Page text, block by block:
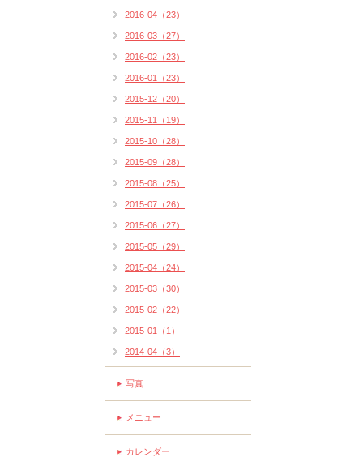
2016-04（23）
2016-03（27）
2016-02（23）
2016-01（23）
2015-12（20）
2015-11（19）
2015-10（28）
2015-09（28）
2015-08（25）
2015-07（26）
2015-06（27）
2015-05（29）
2015-04（24）
2015-03（30）
2015-02（22）
2015-01（1）
2014-04（3）
写真
メニュー
カレンダー